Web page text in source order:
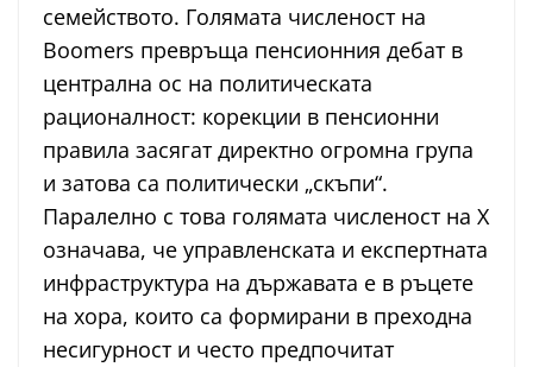
семейството. Голямата численост на
Boomers превръща пенсионния дебат в
централна ос на политическата
рационалност: корекции в пенсионни
правила засягат директно огромна група
и затова са политически „скъпи“.
Паралелно с това голямата численост на X
означава, че управленската и експертната
инфраструктура на държавата е в ръцете
на хора, които са формирани в преходна
несигурност и често предпочитат